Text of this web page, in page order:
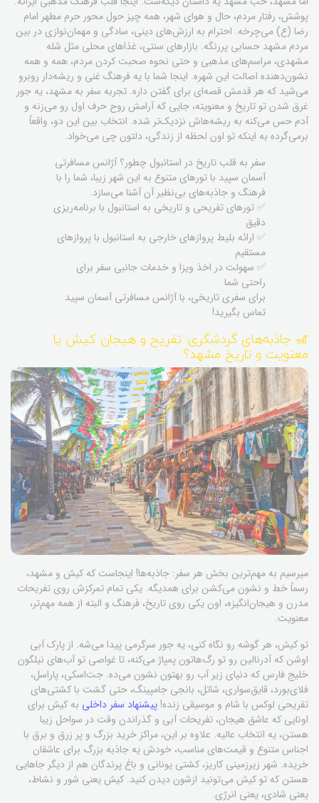
پوشش، رفتار مردم، حال و هوای شهر، همه چیز حول محور حرم مطهر امام
رضا (ع) می‌چرخه. احترام به ارزش‌های دینی، سادگی و مهمان‌نوازی در بین
مردم مشهد حسابی پررنگه. بازارهای سنتی، غذاهای محلی مثل شله
مشهدی، مراسم‌های مذهبی و حتی نحوه صحبت کردن مردم، همه و همه
نشون‌دهنده اصالت این شهره. اینجا شما با یه فرهنگ غنی و ریشه‌دار روبرو
می‌شید که هر قدمش قصه‌ای برای گفتن داره. تجربه سفر به مشهد، یه جور
غرق شدن تو تاریخ و معنویته، جایی که آرامش روح حرف اول رو می‌زنه و
آدم حس می‌کنه به ریشه‌هاش نزدیک‌تر شده. انتخاب بین این دو، واقعاً
برمی‌گرده به اینکه تو اون لحظه از زندگی، دلتون چی می‌خواد.
سفر به قلب تاریخ در استانبول چطور؟ آژانس مسافرتی
آسمان سپید با تورهای متنوع به این شهر زیبا، شما را با
فرهنگ و جاذبه‌های بی‌نظیر آن آشنا می‌سازد.
✅ تورهای تفریحی و تاریخی به استانبول با برنامه‌ریزی
دقیق
✅ ارائه بلیط پروازهای خارجی به استانبول با پروازهای
مستقیم
✅ سهولت در اخذ ویزا و خدمات جانبی سفر برای
راحتی شما
برای سفری تاریخی، با آژانس مسافرتی آسمان سپید
تماس بگیرید!
🎢 جاذبه‌های گردشگری: تفریح و هیجان کیش یا
معنویت و تاریخ مشهد؟
میرسیم به مهم‌ترین بخش هر سفر: جاذبه‌ها! اینجاست که کیش و مشهد،
رسماً خط و نشون می‌کشن برای همدیگه. یکی تمام تمرکزش روی تفریحات
مدرن و هیجان‌انگیزه، اون یکی روی تاریخ، فرهنگ و البته از همه مهم‌تر،
معنویت.
تو کیش، هر گوشه رو نگاه کنی، یه جور سرگرمی پیدا می‌شه. از پارک آبی
اوشن که آدرنالین رو تو رگ‌هاتون پمپاژ می‌کنه، تا غواصی تو آب‌های نیلگون
خلیج فارس که دنیای زیر آب رو بهتون نشون می‌ده. جت‌اسکی، پاراسل،
فلای‌بورد، قایق‌سواری، شاتل، بانجی جامپینگ، حتی گشت با کشتی‌های
تفریحی لوکس با شام و موسیقی زنده! پیشنهاد سفر داخلی به کیش برای
اونایی که عاشق هیجان، تفریحات آبی و گذراندن وقت در سواحل زیبا
هستن، یه انتخاب عالیه. علاوه بر این، مراکز خرید بزرگ و پر زرق و برق با
اجناس متنوع و قیمت‌های مناسب، خودش یه جاذبه بزرگ برای عاشقان
خریده. شهر زیرزمینی کاریز، کشتی یونانی و باغ پرندگان هم از دیگر جاهایی
هستن که تو کیش می‌تونید ازشون دیدن کنید. کیش یعنی شور و نشاط،
یعنی شادی، یعنی انرژی.